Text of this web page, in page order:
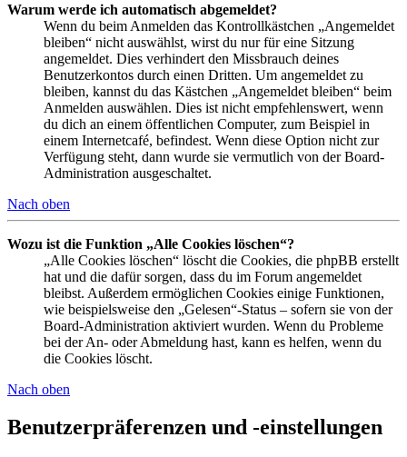
Warum werde ich automatisch abgemeldet?
Wenn du beim Anmelden das Kontrollkästchen „Angemeldet
bleiben“ nicht auswählst, wirst du nur für eine Sitzung
angemeldet. Dies verhindert den Missbrauch deines
Benutzerkontos durch einen Dritten. Um angemeldet zu
bleiben, kannst du das Kästchen „Angemeldet bleiben“ beim
Anmelden auswählen. Dies ist nicht empfehlenswert, wenn
du dich an einem öffentlichen Computer, zum Beispiel in
einem Internetcafé, befindest. Wenn diese Option nicht zur
Verfügung steht, dann wurde sie vermutlich von der Board-
Administration ausgeschaltet.
Nach oben
Wozu ist die Funktion „Alle Cookies löschen“?
„Alle Cookies löschen“ löscht die Cookies, die phpBB erstellt
hat und die dafür sorgen, dass du im Forum angemeldet
bleibst. Außerdem ermöglichen Cookies einige Funktionen,
wie beispielsweise den „Gelesen“-Status – sofern sie von der
Board-Administration aktiviert wurden. Wenn du Probleme
bei der An- oder Abmeldung hast, kann es helfen, wenn du
die Cookies löscht.
Nach oben
Benutzerpräferenzen und -einstellungen